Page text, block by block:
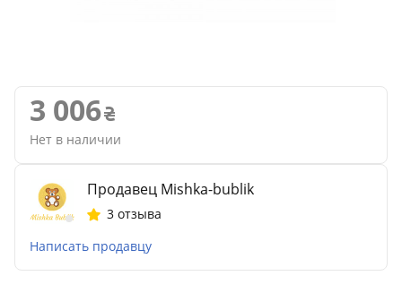
3 006
Нет в наличии
Продавец Mishka-bublik
3 отзыва
Написать продавцу